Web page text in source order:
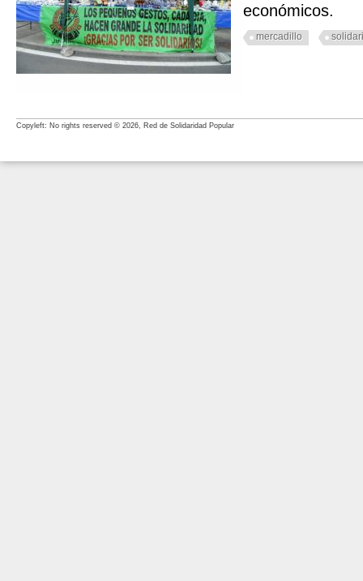
económicos.
mercadillo
Copyleft: No rights reserved © 2026, Red de Solidaridad Popular